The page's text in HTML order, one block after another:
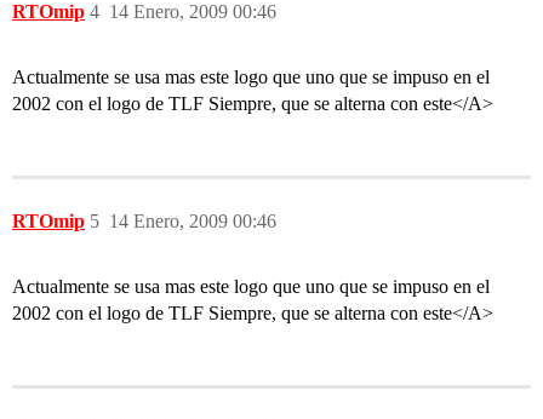
RTOmip 14 Enero, 2009 00:46
4
Actualmente se usa mas este logo que uno que se impuso en el
2002 con el logo de TLF Siempre, que se alterna con este</A>
RTOmip 14 Enero, 2009 00:46
5
Actualmente se usa mas este logo que uno que se impuso en el
2002 con el logo de TLF Siempre, que se alterna con este</A>